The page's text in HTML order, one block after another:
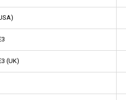
(UK)